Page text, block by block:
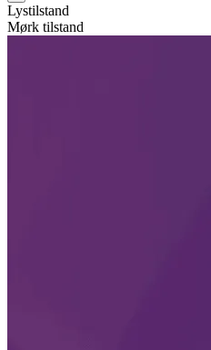
Lystilstand
Mørk tilstand